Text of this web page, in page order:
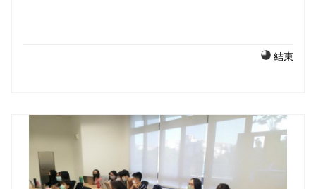
結束